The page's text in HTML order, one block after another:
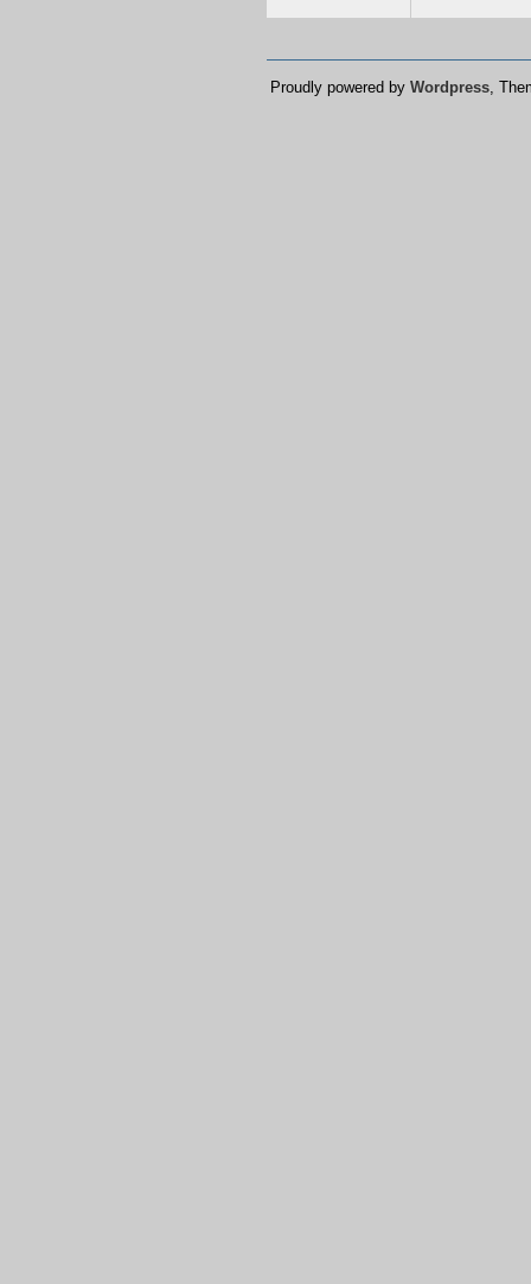
Proudly powered by Wordpress,